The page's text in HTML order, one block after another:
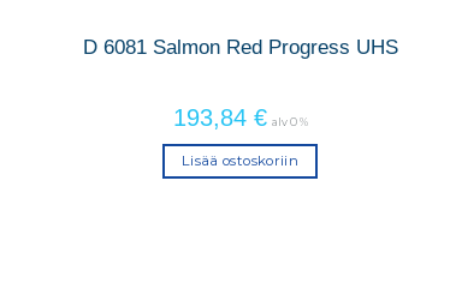
D 6081 Salmon Red Progress UHS
193,84 € alv 0 %
Lisää ostoskoriin